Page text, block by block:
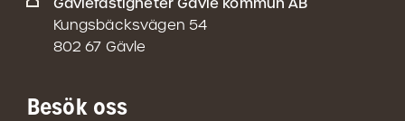
Kungsbäcksvägen 54
802 67 Gävle
Besök oss